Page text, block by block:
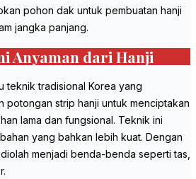
pohon dak untuk pembuatan hanji
jangka panjang.
Anyaman dari Hanji
teknik tradisional Korea yang
potongan strip hanji untuk menciptakan
lama dan fungsional. Teknik ini
yang bahkan lebih kuat. Dengan
menjadi benda-benda seperti tas,